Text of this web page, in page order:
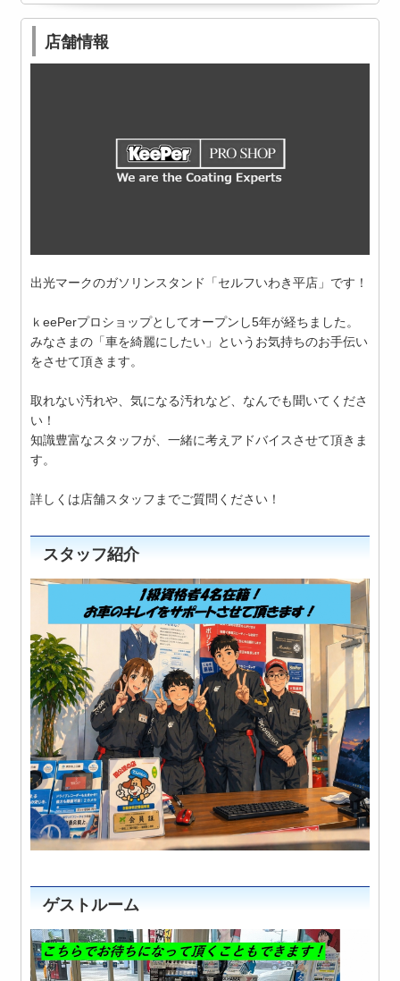
店舗情報
出光マークのガソリンスタンド「セルフいわき平店」です！
ｋeePerプロショップとしてオープンし5年が経ちました。
みなさまの「車を綺麗にしたい」というお気持ちのお手伝い
をさせて頂きます。
取れない汚れや、気になる汚れなど、なんでも聞いてくださ
い！
知識豊富なスタッフが、一緒に考えアドバイスさせて頂きま
す。
詳しくは店舗スタッフまでご質問ください！
スタッフ紹介
ゲストルーム